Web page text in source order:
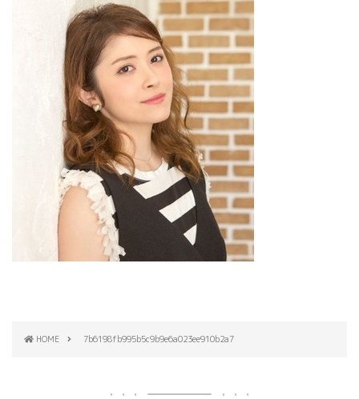
HOME 7b6198fb995b5c9b9e6a023ee910b2a7